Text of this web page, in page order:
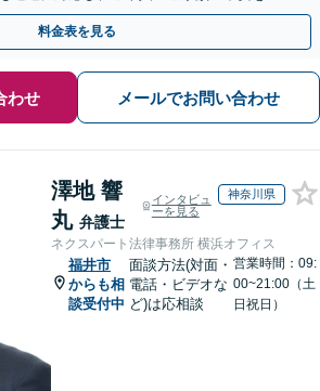
談可能】【WEB面談可能】
料金表を見る
わせ メールでお問い合わせ
澤地 響
丸 弁護士
インタビュ
ーを見る
神奈川県
ネクスパート法律事務所 横浜オフィス
福井市
からも相
談受付中
面談方法(対面・
電話・ビデオな
ど)は応相談
営業時間：09:
00~21:00（土
日祝日）